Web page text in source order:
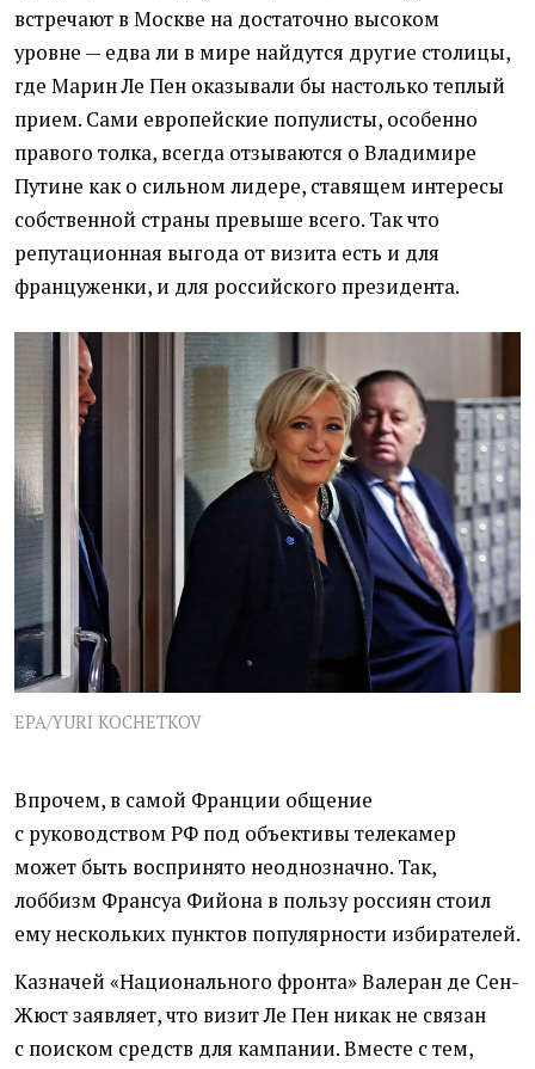
встречают в Москве на достаточно высоком
уровне — едва ли в мире найдутся другие столицы,
где Марин Ле Пен оказывали бы настолько теплый
прием. Сами европейские популисты, особенно
правого толка, всегда отзываются о Владимире
Путине как о сильном лидере, ставящем интересы
собственной страны превыше всего. Так что
репутационная выгода от визита есть и для
француженки, и для российского президента.
EPA/YURI KOCHETKOV
Впрочем, в самой Франции общение
с руководством РФ под объективы телекамер
может быть воспринято неоднозначно. Так,
лоббизм Франсуа Фийона в пользу россиян стоил
ему нескольких пунктов популярности избирателей.
Казначей «Национального фронта» Валеран де Сен-
Жюст заявляет, что визит Ле Пен никак не связан
с поиском средств для кампании. Вместе с тем,